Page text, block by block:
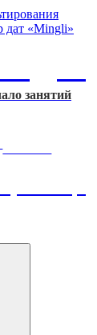
«Mingli»
занятий
НОВЫЙ